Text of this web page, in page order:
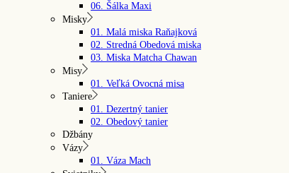
06. Šálka Maxi
Misky
01. Malá miska Raňajková
02. Stredná Obedová miska
03. Miska Matcha Chawan
Misy
01. Veľká Ovocná misa
Taniere
01. Dezertný tanier
02. Obedový tanier
Džbány
Vázy
01. Váza Mach